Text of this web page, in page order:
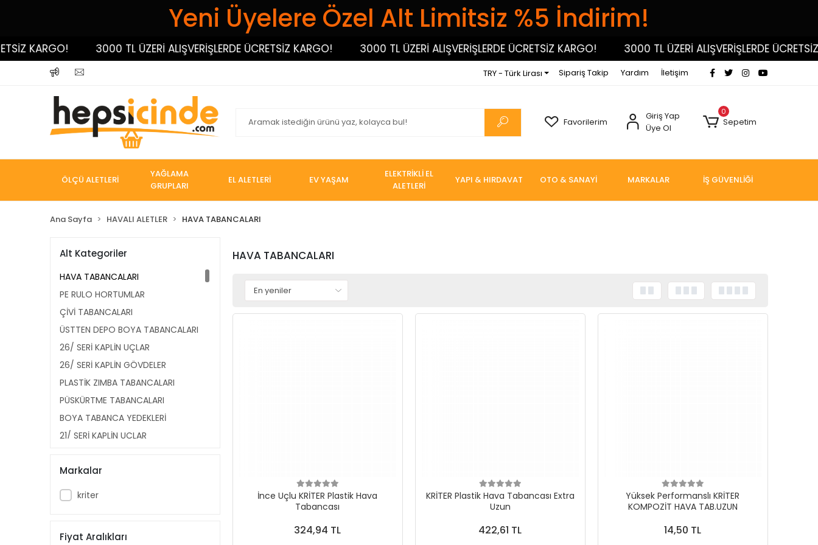
Yeni Üyelere Özel Alt Limitsiz %5 İndirim!
KARGO! 3000 TL ÜZERİ ALIŞVERİŞLERDE ÜCRETSİZ KARGO! 3000 TL ÜZERİ ALIŞVERİŞLERDE ÜCRETSİZ KARGO! 3000 TL ÜZERİ ALIŞVERİŞLERDE ÜCRETSİZ
TRY - Türk Lirası Sipariş Takip Yardım İletişim
Favorilerim
Giriş Yap
Üye Ol
0
Sepetim
ÖLÇÜ ALETLERİ
YAĞLAMA
GRUPLARI
EL ALETLERİ EV YAŞAM
ELEKTRİKLİ EL
ALETLERİ
YAPI & HIRDAVAT OTO & SANAYİ MARKALAR İŞ GÜVENLİĞİ
Ana Sayfa HAVALI ALETLER HAVA TABANCALARI
Alt Kategoriler
HAVA TABANCALARI
PE RULO HORTUMLAR
ÇİVİ TABANCALARI
ÜSTTEN DEPO BOYA TABANCALARI
26/ SERİ KAPLİN UÇLAR
26/ SERİ KAPLİN GÖVDELER
PLASTİK ZIMBA TABANCALARI
PÜSKÜRTME TABANCALARI
BOYA TABANCA YEDEKLERİ
21/ SERİ KAPLİN UÇLAR
14/ SERİ ÇİVİLER
HAVALI KESKİLER
SEVİYE GÖSTERGELERİ
Markalar
kriter
Fiyat Aralıkları
HAVA TABANCALARI
İnce Uçlu KRİTER Plastik Hava
Tabancası
324,94 TL
KRİTER Plastik Hava Tabancası Extra
Uzun
422,61 TL
Yüksek Performanslı KRİTER
KOMPOZİT HAVA TAB.UZUN
14,50 TL